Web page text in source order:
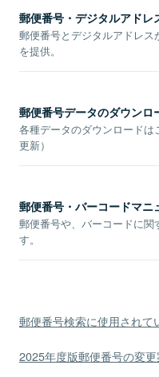
郵便番号・デジタルアドレ
郵便番号とデジタルアドレ
を提供。
郵便番号データのダウンロ
各種データのダウンロードは
更新）
郵便番号・バーコードマニ
郵便番号や、バーコードに関
す。
郵便番号検索に使用されて
2025年度版郵便番号の変更